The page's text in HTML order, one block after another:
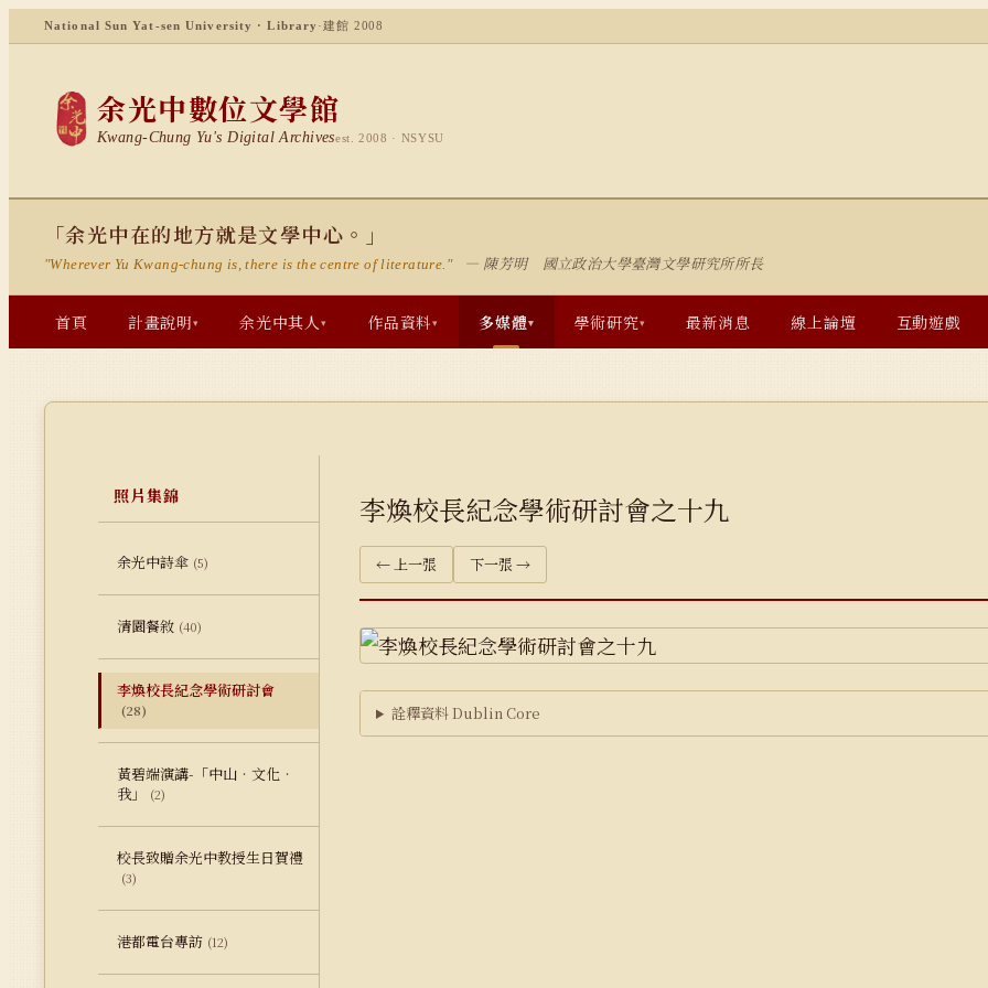
National Sun Yat-sen University · Library ·建館 2008
余光中數位文學館
Kwang-Chung Yu's Digital Archivesest. 2008 · NSYSU
「余光中在的地方就是文學中心。」
"Wherever Yu Kwang-chung is, there is the centre of literature." — 陳芳明 國立政治大學臺灣文學研究所所長
首頁 計畫說明▾ 余光中其人▾ 作品資料▾ 多媒體▾ 學術研究▾ 最新消息 線上論壇 互動遊戲
照片集錦
余光中詩傘 (5)
清園餐敘 (40)
李煥校長紀念學術研討會
(28)
黃碧端演講-「中山‧文化‧
我」
(2)
校長致贈余光中教授生日賀禮
(3)
港都電台專訪 (12)
李煥校長紀念學術研討會之十九
← 上一張 下一張 →
詮釋資料 Dublin Core